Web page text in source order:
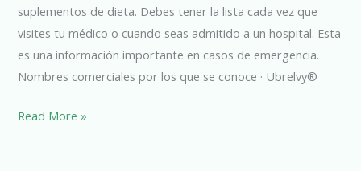
suplementos de dieta. Debes tener la lista cada vez que
visites tu médico o cuando seas admitido a un hospital. Esta
es una información importante en casos de emergencia.
Nombres comerciales por los que se conoce · Ubrelvy®
Read More »